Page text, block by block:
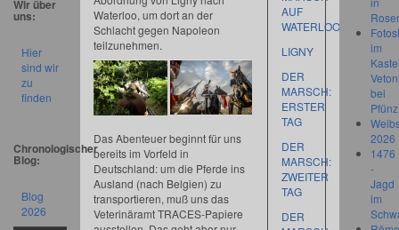
AUF
WATERLOO
LIGNY
DER
MARSCH:
ERSTER
TAG
DER
MARSCH:
ZWEITER
TAG
DER
Waterloo, um dort an der
Schlacht gegen Napoleon
teilzunehmen.
Das Abenteuer beginnt für uns
bereits im Vorfeld in
Deutschland: um die Pferde ins
Ausland (nach Belgien) zu
transportieren, muß uns das
Veterinäramt TRACES-Papiere
Wir über
uns:
Hier
sind wir
zu
finden
Chronologischer
Blog:
Blog
2026
im
bei
Pfünz
2026
1476
-
Jagd
im